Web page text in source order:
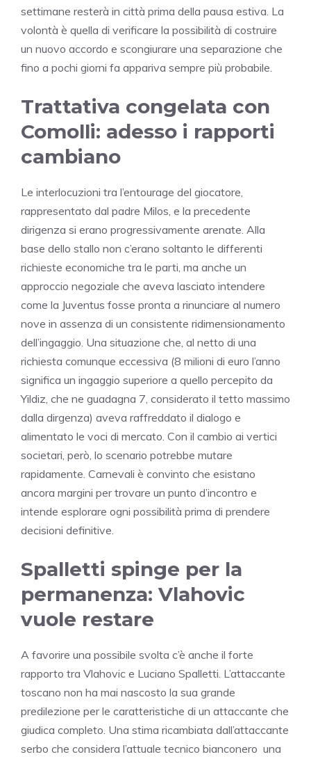
settimane resterà in città prima della pausa estiva. La
volontà è quella di verificare la possibilità di costruire
un nuovo accordo e scongiurare una separazione che
fino a pochi giorni fa appariva sempre più probabile.
Trattativa congelata con
Comolli: adesso i rapporti
cambiano
Le interlocuzioni tra l’entourage del giocatore,
rappresentato dal padre Milos, e la precedente
dirigenza si erano progressivamente arenate. Alla
base dello stallo non c’erano soltanto le differenti
richieste economiche tra le parti, ma anche un
approccio negoziale che aveva lasciato intendere
come la Juventus fosse pronta a rinunciare al numero
nove in assenza di un consistente ridimensionamento
dell’ingaggio. Una situazione che, al netto di una
richiesta comunque eccessiva (8 milioni di euro l’anno
significa un ingaggio superiore a quello percepito da
Yildiz, che ne guadagna 7, considerato il tetto massimo
dalla dirgenza) aveva raffreddato il dialogo e
alimentato le voci di mercato. Con il cambio ai vertici
societari, però, lo scenario potrebbe mutare
rapidamente. Carnevali è convinto che esistano
ancora margini per trovare un punto d’incontro e
intende esplorare ogni possibilità prima di prendere
decisioni definitive.
Spalletti spinge per la
permanenza: Vlahovic
vuole restare
A favorire una possibile svolta c’è anche il forte
rapporto tra Vlahovic e Luciano Spalletti. L’attaccante
toscano non ha mai nascosto la sua grande
predilezione per le caratteristiche di un attaccante che
giudica completo. Una stima ricambiata dall’attaccante
serbo che considera l’attuale tecnico bianconero una